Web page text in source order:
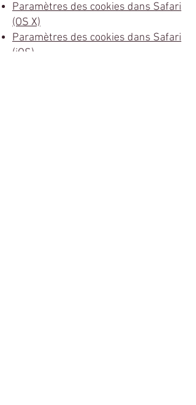
Paramètres des cookies dans Safari
(OS X)
Paramètres des cookies dans Safari
(iOS)